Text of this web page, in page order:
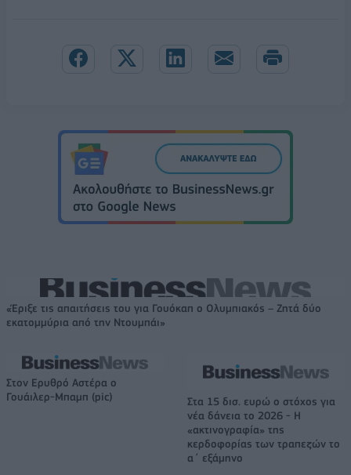
«Έριξε τις απαιτήσεις του για Γουόκαπ ο Ολυμπιακός – Ζητά δύο
εκατομμύρια από την Ντουμπάι»
Στον Ερυθρό Αστέρα ο
Γουάιλερ-Μπαμπ (pic)
Στα 15 δισ. ευρώ ο στόχος για
νέα δάνεια το 2026 - Η
«ακτινογραφία» της
κερδοφορίας των τραπεζών το
α΄ εξάμηνο